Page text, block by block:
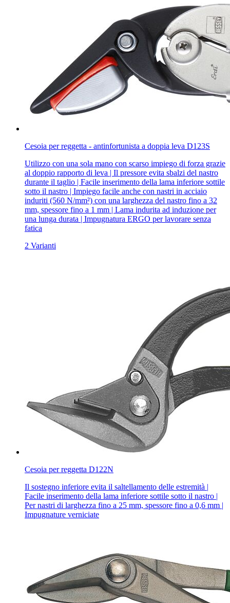
Cesoia per reggetta - antinfortunista a doppia leva D123S
Utilizzo con una sola mano con scarso impiego di forza grazie
al doppio rapporto di leva | Il pressore evita sbalzi del nastro
durante il taglio | Facile inserimento della lama inferiore sottile
sotto il nastro | Impiego facile anche con nastri in acciaio
induriti (560 N/mm²) con una larghezza del nastro fino a 32
mm, spessore fino a 1 mm | Lama indurita ad induzione per
una lunga durata | Impugnatura ERGO per lavorare senza
fatica
2 Varianti
Cesoia per reggetta D122N
Il sostegno inferiore evita il saltellamento delle estremità |
Facile inserimento della lama inferiore sottile sotto il nastro |
Per nastri di larghezza fino a 25 mm, spessore fino a 0,6 mm |
Impugnature verniciate